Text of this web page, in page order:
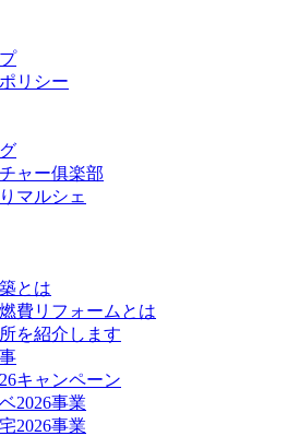
リシー
ャー俱楽部
マルシェ
とは
費リフォームとは
を紹介します
キャンペーン
2026事業
2026事業